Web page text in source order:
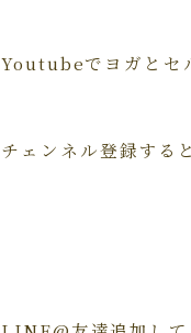
Youtubeでヨガとセ
チェンネル登録する